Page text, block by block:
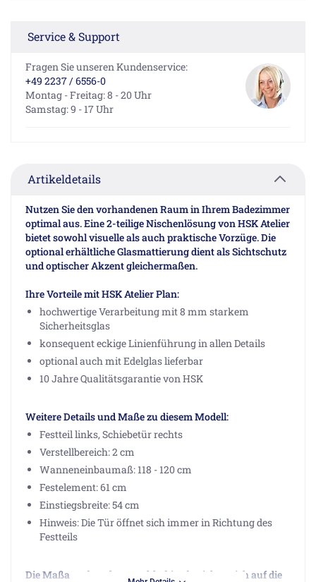
Service & Support
Fragen Sie unseren Kundenservice:
+49 2237 / 6556-0
Montag - Freitag: 8 - 20 Uhr
Samstag: 9 - 17 Uhr
Artikeldetails
Nutzen Sie den vorhandenen Raum in Ihrem Badezimmer
optimal aus. Eine 2-teilige Nischenlösung von HSK Atelier
bietet sowohl visuelle als auch praktische Vorzüge. Die
optional erhältliche Glasmattierung dient als Sichtschutz
und optischer Akzent gleichermaßen.
Ihre Vorteile mit HSK Atelier Plan:
hochwertige Verarbeitung mit 8 mm starkem
Sicherheitsglas
konsequent eckige Linienführung in allen Details
optional auch mit Edelglas lieferbar
10 Jahre Qualitätsgarantie von HSK
Weitere Details und Maße zu diesem Modell:
Festteil links, Schiebetür rechts
Verstellbereich: 2 cm
Wanneneinbaumaß: 118 - 120 cm
Festelement: 61 cm
Einstiegsbreite: 54 cm
Hinweis: Die Tür öffnet sich immer in Richtung des
Festteils
Die Maßangaben der Duschkabine beziehen sich auf die